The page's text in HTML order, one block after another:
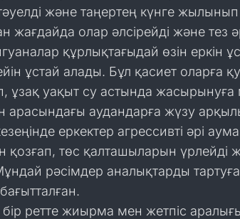
және таңертең күнге жылынып
жағдайда олар әлсірейді және тез
құрлықтағыдай өзін еркін
ұстай алады. Бұл қасиет оларға
ұзақ уақыт су астында жасырынуға
арасындағы аудандарға жүзу
еркектер агрессивті әрі
қозғап, төс қалташыларын үрлейді
рәсімдер аналықтарды
ретте жиырма мен жетпіс